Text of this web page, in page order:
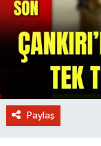
Paylaş